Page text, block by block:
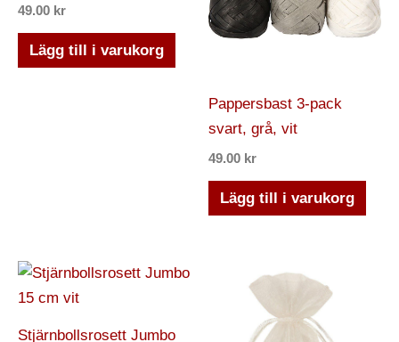
49.00 kr
Lägg till i varukorg
Pappersbast 3-pack
svart, grå, vit
49.00 kr
Lägg till i varukorg
Stjärnbollsrosett Jumbo
här